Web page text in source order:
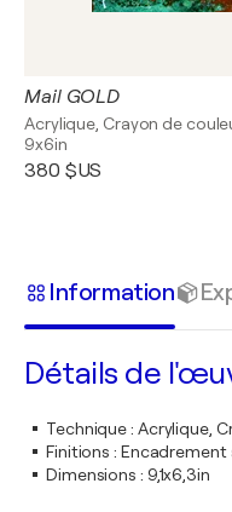
Mail GOLD
Acrylique, Crayon de
9x6in
380 $US
Information
Détails de
Technique: Acrylique,
Finitions : Encadrement
Dimensions : 9,1x6,3in